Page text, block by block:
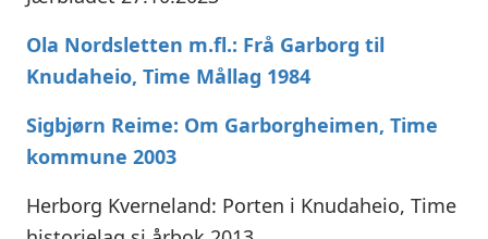
Ola Nordsletten m.fl.: Frå Garborg til
Knudaheio, Time Mållag 1984
Sigbjørn Reime: Om Garborgheimen, Time
kommune 2003
Herborg Kverneland: Porten i Knudaheio, Time